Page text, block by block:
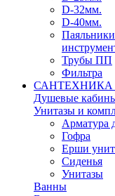
D-32мм.
D-40мм.
Трубы ПП
Фильтра
Душевые
Унитазы и
Арматура
Гофра
Ерши
Сиденья
Унитазы
Ванны